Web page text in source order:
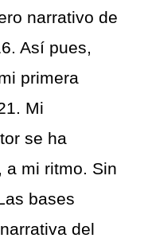
narrativo de
Así pues,
primera
Mi
se ha
a mi ritmo. Sin
bases
del